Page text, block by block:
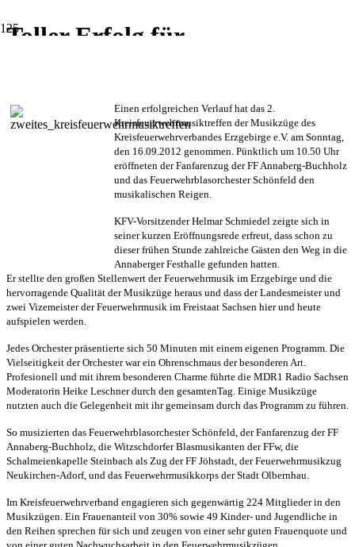
Toller Erfolg für
Einen erfolgreichen Verlauf hat das 2.
Kreisfeuerwehrmusiktreffen der Musikzüge des
Kreisfeuerwehrverbandes Erzgebirge e.V. am Sonntag,
den 16.09.2012 genommen. Pünktlich um 10.50 Uhr
eröffneten der Fanfarenzug der FF Annaberg-Buchholz
und das Feuerwehrblasorchester Schönfeld den
musikalischen Reigen.
KFV-Vorsitzender Helmar Schmiedel zeigte sich in
seiner kurzen Eröffnungsrede erfreut, dass schon zu
dieser frühen Stunde zahlreiche Gästen den Weg in die
Annaberger Festhalle gefunden hatten.
Er stellte den großen Stellenwert der Feuerwehrmusik im Erzgebirge und die
hervorragende Qualität der Musikzüge heraus und dass der Landesmeister und
zwei Vizemeister der Feuerwehrmusik im Freistaat Sachsen hier und heute
aufspielen werden.
Jedes Orchester präsentierte sich 50 Minuten mit einem eigenen Programm. Die
Vielseitigkeit der Orchester war ein Ohrenschmaus der besonderen Art.
Profesionell und mit ihrem besonderen Charme führte die MDR1 Radio Sachsen
Moderatorin Heike Leschner durch den gesamtenTag. Einige Musikzüge
nutzten auch die Gelegenheit mit ihr gemeinsam durch das Programm zu führen.
So musizierten das Feuerwehrblasorchester Schönfeld, der Fanfarenzug der FF
Annaberg-Buchholz, die Witzschdorfer Blasmusikanten der FFw, die
Schalmeienkapelle Steinbach als Zug der FF Jöhstadt, der Feuerwehrmusikzug
Neukirchen-Adorf, und das Feuerwehrmusikkorps der Stadt Olbernhau.
Im Kreisfeuerwehrverband engagieren sich gegenwärtig 224 Mitglieder in den
Musikzügen. Ein Frauenanteil von 30% sowie 49 Kinder- und Jugendliche in
den Reihen sprechen für sich und zeugen von einer sehr guten Frauenquote und